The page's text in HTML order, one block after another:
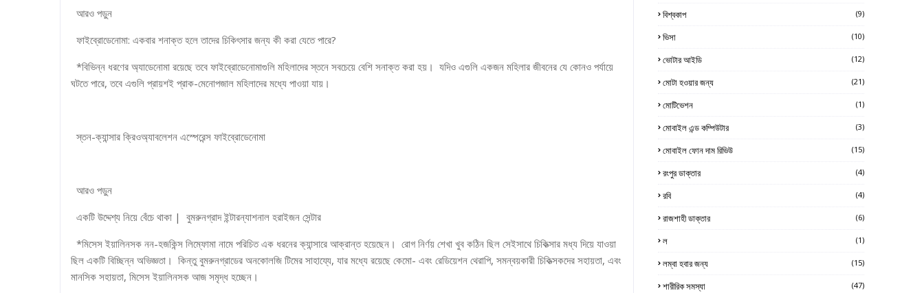
আরও পড়ুন
ফাইব্রোডেনোমা: একবার শনাক্ত হলে তাদের চিকিৎসার জন্য কী করা যেতে পারে?
*বিভিন্ন ধরণের অ্যাডেনোমা রয়েছে তবে ফাইব্রোডেনোমাগুলি মহিলাদের স্তনে সবচেয়ে বেশি সনাক্ত করা হয়। যদিও এগুলি একজন মহিলার জীবনের যে কোনও পর্যায়ে
ঘটতে পারে, তবে এগুলি প্রায়শই প্রাক-মেনোপজাল মহিলাদের মধ্যে পাওয়া যায়।
স্তন-ক্যান্সার ক্রিওঅ্যাবলেশন এস্পেরেন্স ফাইব্রোডেনোমা
আরও পড়ুন
একটি উদ্দেশ্য নিয়ে বেঁচে থাকা | বুমরুনগ্রাদ ইন্টারন্যাশনাল হরাইজন সেন্টার
*মিসেস ইয়ালিনসক নন-হজকিন্স লিম্ফোমা নামে পরিচিত এক ধরনের ক্যান্সারে আক্রান্ত হয়েছেন। রোগ নির্ণয় শেখা খুব কঠিন ছিল সেইসাথে চিকিত্সার মধ্য দিয়ে যাওয়া
ছিল একটি বিচ্ছিন্ন অভিজ্ঞতা। কিন্তু বুমরুনগ্রাডের অনকোলজি টিমের সাহায্যে, যার মধ্যে রয়েছে কেমো- এবং রেডিয়েশন থেরাপি, সমন্বয়কারী চিকিত্সকদের সহায়তা, এবং
মানসিক সহায়তা, মিসেস ইয়ালিনসক আজ সমৃদ্ধ হচ্ছেন।
বিশ্বকাপ (9)
ভিসা (10)
ভোটার আইডি (12)
মোটা হওয়ার জন্য (21)
মোটিভেশন (1)
মোবাইল এন্ড কম্পিউটার (3)
মোবাইল ফোন দাম রিভিউ (15)
রংপুর ডাক্তার (4)
রবি (4)
রাজশাহী ডাক্তার (6)
ল (1)
লম্বা হবার জন্য (15)
শারীরিক সমস্যা (47)